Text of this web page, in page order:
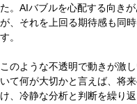
た。AIバブルを心配する向き
が、それを上回る期待感も同
す。
このような不透明で動きが激
いて何が⼤切かと⾔えば、将
け、冷静な分析と判断を繰り